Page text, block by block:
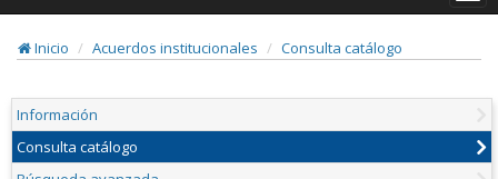
Inicio
Acuerdos institucionales Consulta catálogo
Información
Consulta catálogo